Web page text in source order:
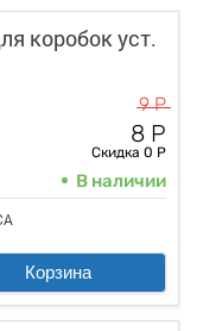
коробок уст.
9 Р
8 Р
Скидка 0 Р
В наличии
Корзина